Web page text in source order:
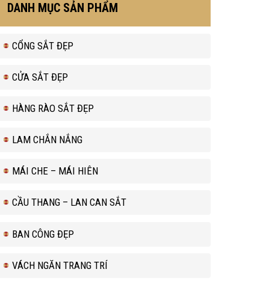
DANH MỤC SẢN PHẨM
CỔNG SẮT ĐẸP
CỬA SẮT ĐẸP
HÀNG RÀO SẮT ĐẸP
LAM CHẮN NẮNG
MÁI CHE – MÁI HIÊN
CẦU THANG – LAN CAN SẮT
BAN CÔNG ĐẸP
VÁCH NGĂN TRANG TRÍ